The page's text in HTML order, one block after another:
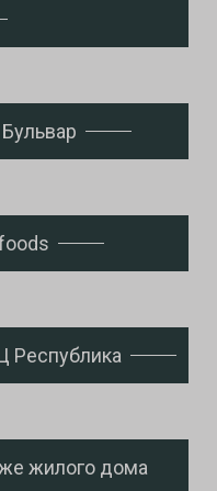
Республика
жилого дома